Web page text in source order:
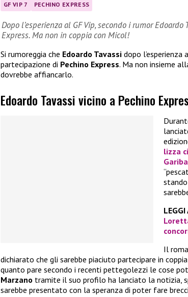
GF VIP 7 PECHINO EXPRESS
Dopo l’esperienza al GF Vip, secondo i rumor
Express. Ma non in coppia con Micol!
Si rumoreggia che Edoardo Tavassi dopo l’esperienza
partecipazione di Pechino Express. Ma non insieme
dovrebbe affiancarlo.
Edoardo Tavassi vicino a Pechino
lizza
LEGGI
Il
dichiarato che gli sarebbe piaciuto partecipare in
quanto pare secondo i recenti pettegolezzi le cose
Marzano tramite il suo profilo ha lanciato la notizia,
sarebbe presentato con la speranza di poter fare